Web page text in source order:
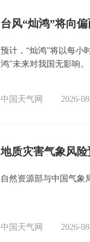
台风“灿鸿”将向
预计，“灿鸿”将以每小
鸿”未来对我国无影响。
中国天气网 2026-
地质灾害气象风
自然资源部与中国气象
中国天气网 2026-